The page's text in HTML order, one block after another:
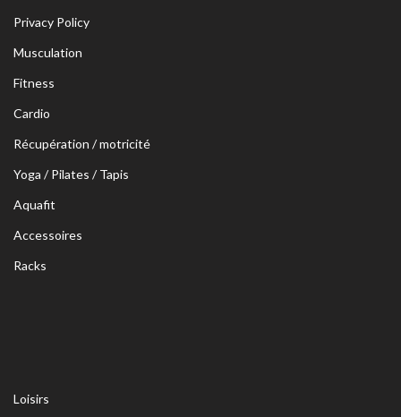
Privacy Policy
Musculation
Fitness
Cardio
Récupération / motricité
Yoga / Pilates / Tapis
Aquafit
Accessoires
Racks
Loisirs